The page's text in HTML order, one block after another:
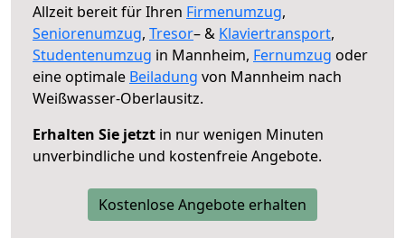
Allzeit bereit für Ihren Firmenumzug,
Seniorenumzug, Tresor– & Klaviertransport,
Studentenumzug in Mannheim, Fernumzug oder
eine optimale Beiladung von Mannheim nach
Weißwasser-Oberlausitz.
Erhalten Sie jetzt in nur wenigen Minuten
unverbindliche und kostenfreie Angebote.
Kostenlose Angebote erhalten